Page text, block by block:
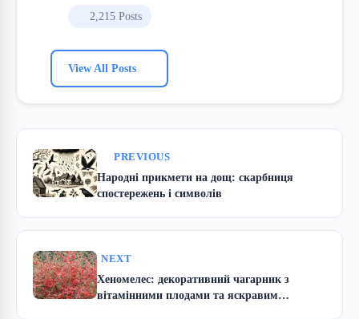
2,215 Posts
View All Posts
PREVIOUS
Народні прикмети на дощ: скарбниця
спостережень і символів
NEXT
Хеномелес: декоративний чагарник з
вітамінними плодами та яскравим